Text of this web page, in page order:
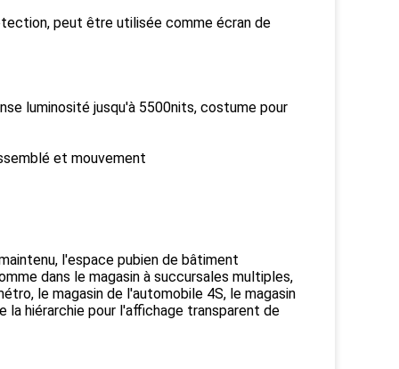
peut être utilisée comme écran de
luminosité jusqu'à 5500nits, costume pour
et mouvement
l'espace pubien de bâtiment
dans le magasin à succursales multiples,
le magasin de l'automobile 4S, le magasin
hiérarchie pour l'affichage transparent de